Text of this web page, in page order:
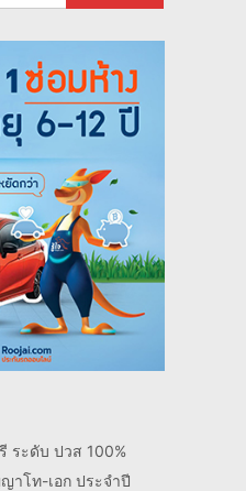
ระดับ ปวส 100%
าโท-เอก ประจำปี